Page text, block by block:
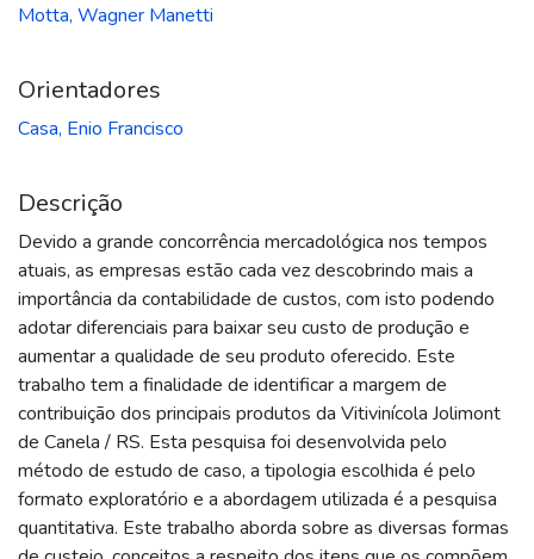
Motta, Wagner Manetti
Orientadores
Casa, Enio Francisco
Descrição
Devido a grande concorrência mercadológica nos tempos
atuais, as empresas estão cada vez descobrindo mais a
importância da contabilidade de custos, com isto podendo
adotar diferenciais para baixar seu custo de produção e
aumentar a qualidade de seu produto oferecido. Este
trabalho tem a finalidade de identificar a margem de
contribuição dos principais produtos da Vitivinícola Jolimont
de Canela / RS. Esta pesquisa foi desenvolvida pelo
método de estudo de caso, a tipologia escolhida é pelo
formato exploratório e a abordagem utilizada é a pesquisa
quantitativa. Este trabalho aborda sobre as diversas formas